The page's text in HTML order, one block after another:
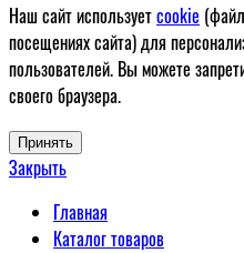
Наш сайт используетcookie
посещениях сайта) для
пользователей. Вы можете
своего браузера.
Принять
Закрыть
Главная
Каталог товаров